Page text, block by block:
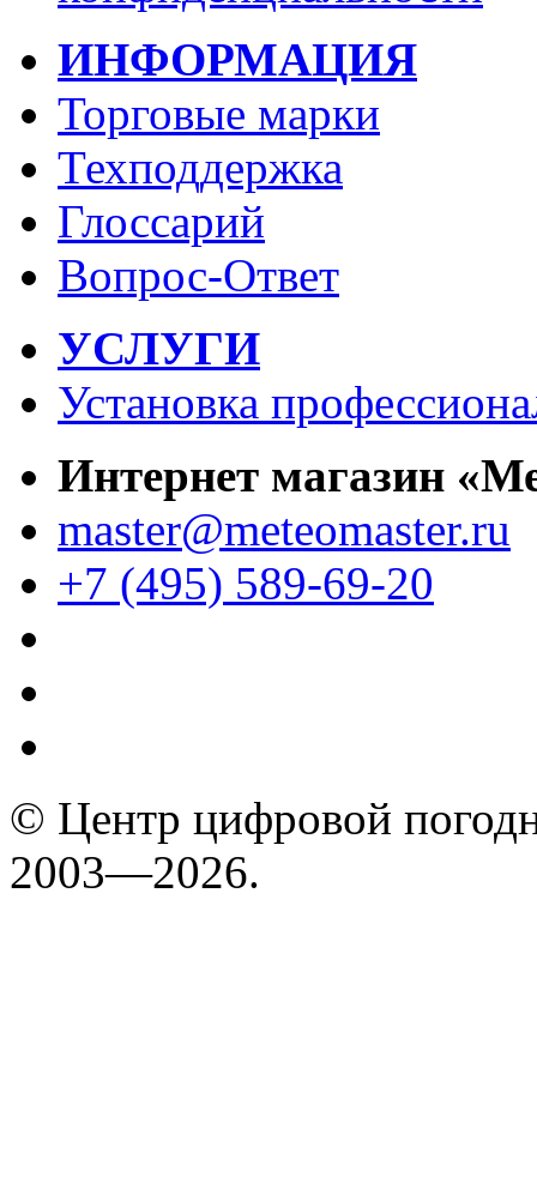
ИНФОРМАЦИЯ
Торговые марки
Техподдержка
Глоссарий
Вопрос-Ответ
УСЛУГИ
Установка
Интернет магазин
master@meteomaster.ru
+7 (495) 589-69-20
© Центр цифровой
2003—2026.